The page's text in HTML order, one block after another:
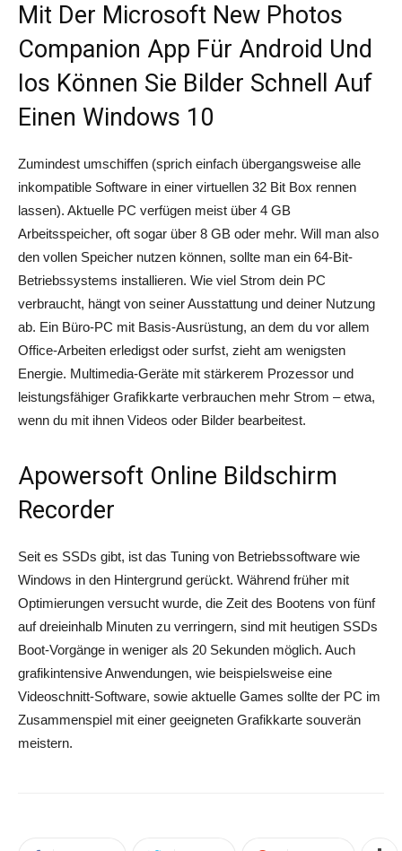
Mit Der Microsoft New Photos
Companion App Für Android Und
Ios Können Sie Bilder Schnell Auf
Einen Windows 10
Zumindest umschiffen (sprich einfach übergangsweise alle
inkompatible Software in einer virtuellen 32 Bit Box rennen
lassen). Aktuelle PC verfügen meist über 4 GB
Arbeitsspeicher, oft sogar über 8 GB oder mehr. Will man also
den vollen Speicher nutzen können, sollte man ein 64-Bit-
Betriebssystems installieren. Wie viel Strom dein PC
verbraucht, hängt von seiner Ausstattung und deiner Nutzung
ab. Ein Büro-PC mit Basis-Ausrüstung, an dem du vor allem
Office-Arbeiten erledigst oder surfst, zieht am wenigsten
Energie. Multimedia-Geräte mit stärkerem Prozessor und
leistungsfähiger Grafikkarte verbrauchen mehr Strom – etwa,
wenn du mit ihnen Videos oder Bilder bearbeitest.
Apowersoft Online Bildschirm
Recorder
Seit es SSDs gibt, ist das Tuning von Betriebssoftware wie
Windows in den Hintergrund gerückt. Während früher mit
Optimierungen versucht wurde, die Zeit des Bootens von fünf
auf dreieinhalb Minuten zu verringern, sind mit heutigen SSDs
Boot-Vorgänge in weniger als 20 Sekunden möglich. Auch
grafikintensive Anwendungen, wie beispielsweise eine
Videoschnitt-Software, sowie aktuelle Games sollte der PC im
Zusammenspiel mit einer geeigneten Grafikkarte souverän
meistern.